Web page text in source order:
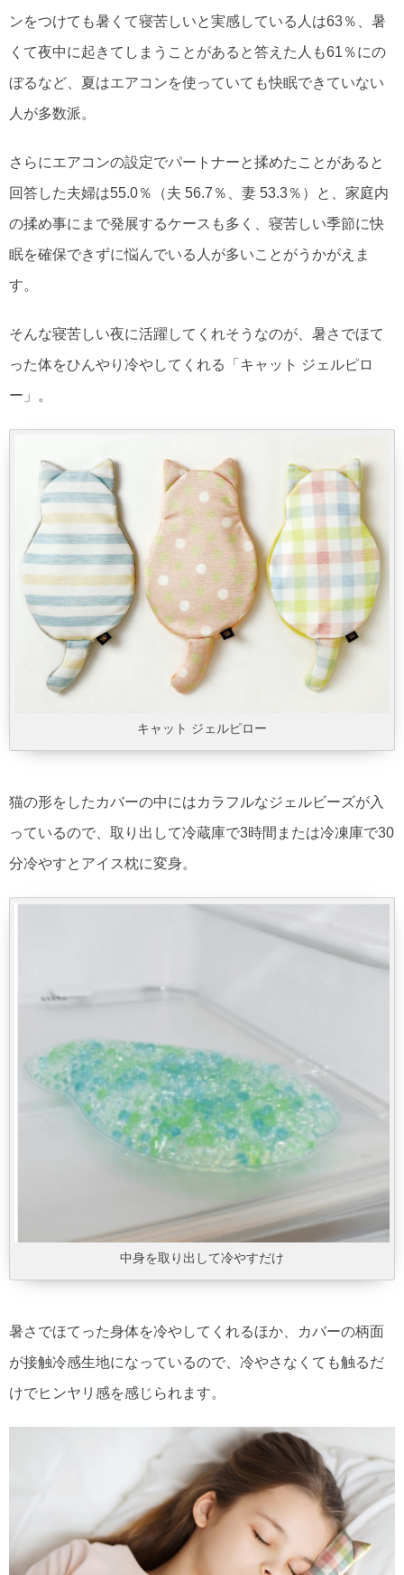
ンをつけても暑くて寝苦しいと実感している人は63％、暑
くて夜中に起きてしまうことがあると答えた人も61％にの
ぼるなど、夏はエアコンを使っていても快眠できていない
人が多数派。
さらにエアコンの設定でパートナーと揉めたことがあると
回答した夫婦は55.0％（夫 56.7％、妻 53.3％）と、家庭内
の揉め事にまで発展するケースも多く、寝苦しい季節に快
眠を確保できずに悩んでいる人が多いことがうかがえま
す。
そんな寝苦しい夜に活躍してくれそうなのが、暑さでほて
った体をひんやり冷やしてくれる「キャット ジェルピロ
ー」。
キャット ジェルピロー
猫の形をしたカバーの中にはカラフルなジェルビーズが入
っているので、取り出して冷蔵庫で3時間または冷凍庫で30
分冷やすとアイス枕に変身。
中身を取り出して冷やすだけ
暑さでほてった身体を冷やしてくれるほか、カバーの柄面
が接触冷感生地になっているので、冷やさなくても触るだ
けでヒンヤリ感を感じられます。